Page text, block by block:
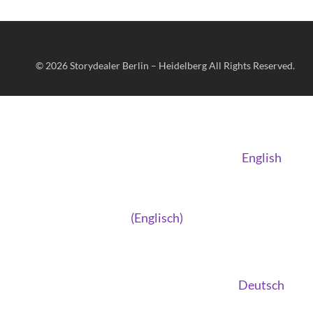
© 2026Storydealer Berlin – HeidelbergAll Rights Reserved.
English
(Englisch)
Deutsch